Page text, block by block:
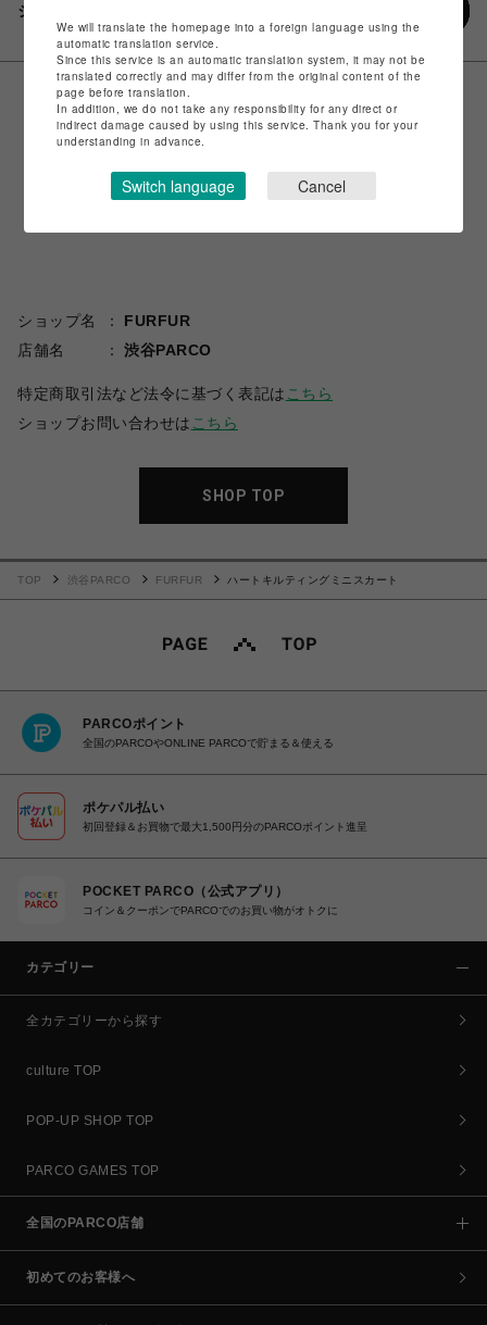
シェアする
ショップ名
FURFUR
店舗名
渋谷PARCO
特定商取引法など法令に基づく表記は こちら
ショップお問い合わせは こちら
SHOP TOP
TOP 渋谷PARCO FURFUR ハートキルティングミニスカート
PARCOポイント
全国のPARCOやONLINE PARCOで貯まる＆使える
ポケパル払い
初回登録＆お買物で最大1,500円分のPARCOポイント進呈
POCKET PARCO（公式アプリ）
コイン＆クーポンでPARCOでのお買い物がオトクに
カテゴリー
全カテゴリーから探す
culture TOP
POP-UP SHOP TOP
PARCO GAMES TOP
全国のPARCO店舗
初めてのお客様へ
We will translate the homepage into a foreign language using the
automatic translation service.
Since this service is an automatic translation system, it may not be
translated correctly and may differ from the original content of the
page before translation.
In addition, we do not take any responsibility for any direct or
indirect damage caused by using this service. Thank you for your
understanding in advance.
Switch language Cancel